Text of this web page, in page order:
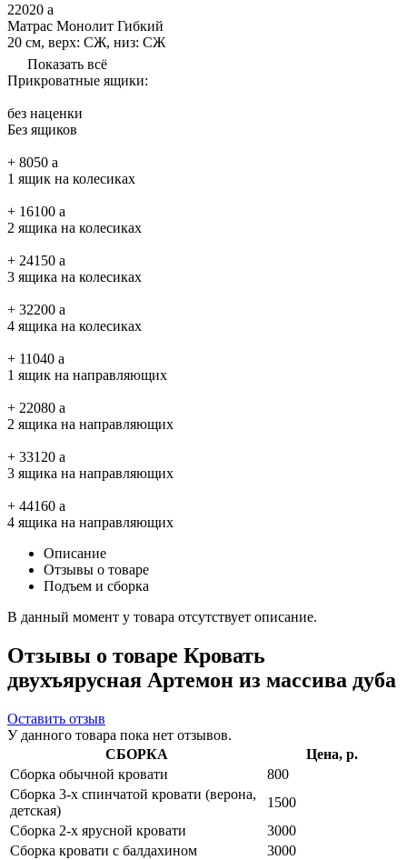
22020 a
Матрас Монолит Гибкий
20 см, верх: СЖ, низ: СЖ
Показать всё
Прикроватные ящики:
без наценки
Без ящиков
+ 8050 a
1 ящик на колесиках
+ 16100 a
2 ящика на колесиках
+ 24150 a
3 ящика на колесиках
+ 32200 a
4 ящика на колесиках
+ 11040 a
1 ящик на направляющих
+ 22080 a
2 ящика на направляющих
+ 33120 a
3 ящика на направляющих
+ 44160 a
4 ящика на направляющих
Описание
Отзывы о товаре
Подъем и сборка
В данный момент у товара отсутствует описание.
Отзывы о товаре Кровать
двухъярусная Артемон из массива дуба
Оставить отзыв
У данного товара пока нет отзывов.
СБОРКА
Цена, р.
Сборка обычной кровати
800
Сборка 3-х спинчатой кровати (верона,
детская)
1500
Сборка 2-х ярусной кровати
3000
Сборка кровати с балдахином
3000